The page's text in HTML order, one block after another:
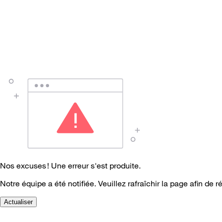
Nos excuses ! Une erreur s'est produite.
Notre équipe a été notifiée. Veuillez rafraîchir la page afin de
Actualiser